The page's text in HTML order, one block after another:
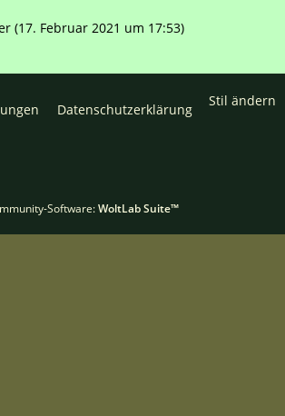
(17. Februar 2021 um 17:53)
Stil ändern
Datenschutzerklärung
Software:WoltLab Suite™